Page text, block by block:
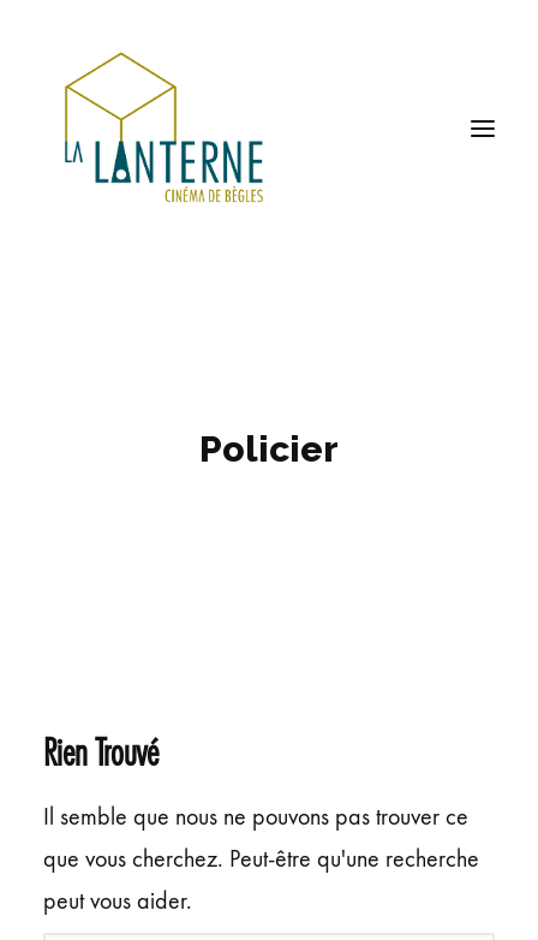
Policier
Rien Trouvé
Il semble que nous ne pouvons pas trouver ce
que vous cherchez. Peut-être qu'une recherche
peut vous aider.